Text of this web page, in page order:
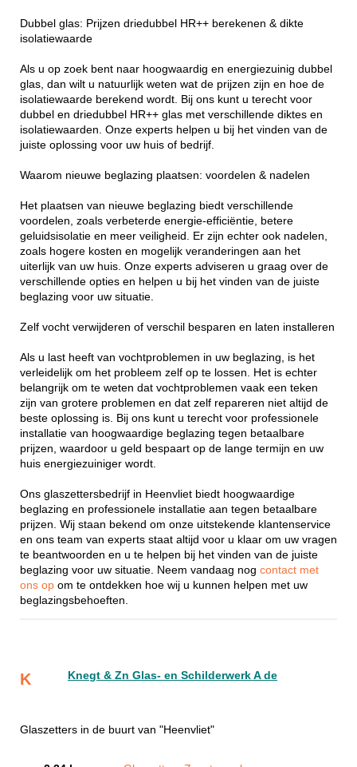
Dubbel glas: Prijzen driedubbel HR++ berekenen & dikte
isolatiewaarde
Als u op zoek bent naar hoogwaardig en energiezuinig dubbel
glas, dan wilt u natuurlijk weten wat de prijzen zijn en hoe de
isolatiewaarde berekend wordt. Bij ons kunt u terecht voor
dubbel en driedubbel HR++ glas met verschillende diktes en
isolatiewaarden. Onze experts helpen u bij het vinden van de
juiste oplossing voor uw huis of bedrijf.
Waarom nieuwe beglazing plaatsen: voordelen & nadelen
Het plaatsen van nieuwe beglazing biedt verschillende
voordelen, zoals verbeterde energie-efficiëntie, betere
geluidsisolatie en meer veiligheid. Er zijn echter ook nadelen,
zoals hogere kosten en mogelijk veranderingen aan het
uiterlijk van uw huis. Onze experts adviseren u graag over de
verschillende opties en helpen u bij het vinden van de juiste
beglazing voor uw situatie.
Zelf vocht verwijderen of verschil besparen en laten installeren
Als u last heeft van vochtproblemen in uw beglazing, is het
verleidelijk om het probleem zelf op te lossen. Het is echter
belangrijk om te weten dat vochtproblemen vaak een teken
zijn van grotere problemen en dat zelf repareren niet altijd de
beste oplossing is. Bij ons kunt u terecht voor professionele
installatie van hoogwaardige beglazing tegen betaalbare
prijzen, waardoor u geld bespaart op de lange termijn en uw
huis energiezuiniger wordt.
Ons glaszettersbedrijf in Heenvliet biedt hoogwaardige
beglazing en professionele installatie aan tegen betaalbare
prijzen. Wij staan bekend om onze uitstekende klantenservice
en ons team van experts staat altijd voor u klaar om uw vragen
te beantwoorden en u te helpen bij het vinden van de juiste
beglazing voor uw situatie. Neem vandaag nog contact met
ons op om te ontdekken hoe wij u kunnen helpen met uw
beglazingsbehoeften.
K Knegt & Zn Glas- en Schilderwerk A de
Glaszetters in de buurt van "Heenvliet"